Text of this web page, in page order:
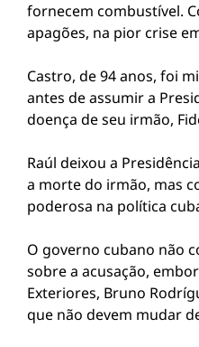
fornecem combustível.
apagões, na pior crise
Castro, de 94 anos, foi
antes de assumir a
doença de seu irmão,
Raúl deixou a
a morte do irmão, mas
poderosa na política
O governo cubano não
sobre a acusação,
Exteriores, Bruno
que não devem mudar